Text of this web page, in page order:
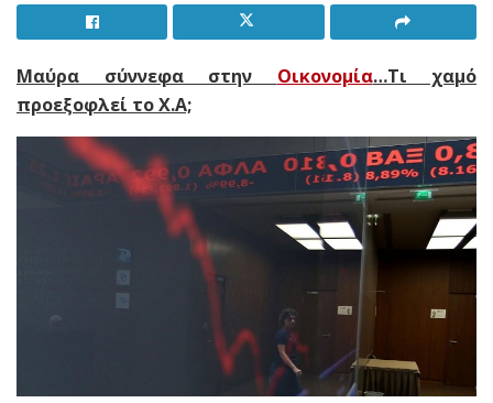
Μαύρα σύννεφα στην Οικονομία…Τι χαμό
προεξοφλεί το Χ.Α;